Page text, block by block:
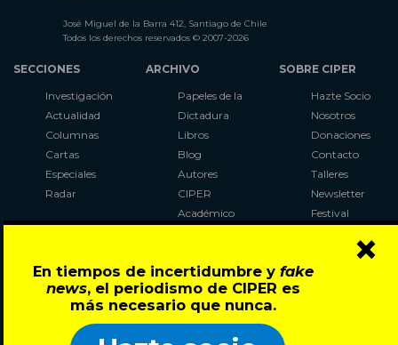
En tiempos de incertidumbre y fake
news, el periodismo de CIPER es
más necesario que nunca.
×
José Miguel de la Barra 412, Santiago de Chile
Todos los derechos reservados © 2007-2026
SECCIONES
Investigación
Actualidad
Columnas
Cartas
Especiales
Radar
ARCHIVO
Papeles de la
Dictadura
Libros
Blog
Autores
CIPER
Académico
Al Plebiscito
con CIPER
SOBRE CIPER
Hazte Socio
Nosotros
Donaciones
Contacto
Talleres
Newsletter
Festival